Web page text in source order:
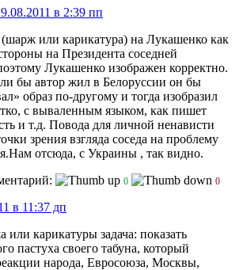
в 2:39 пп
(шарж или карикатура) на Лукашенко как
на Президента соседней
Лукашенко изображен корректно.
бы автор жил в Белоруссии он бы
образ по-другому и тогда изобразил
с вываленным языком, как пишет
и т.д. Повода для личной ненависти
зрения взгляда соседа на проблему
отсюда, с Украины , так видно.
0 0
в 11:37 дп
или карикатуры задача: показать
пастуха своего табуна, который
народа, Евросоюза, Москвы,